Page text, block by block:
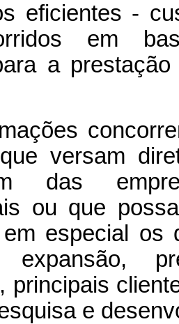
eficientes -
em
a
versam
fim das
ou que
em especial
principais
e